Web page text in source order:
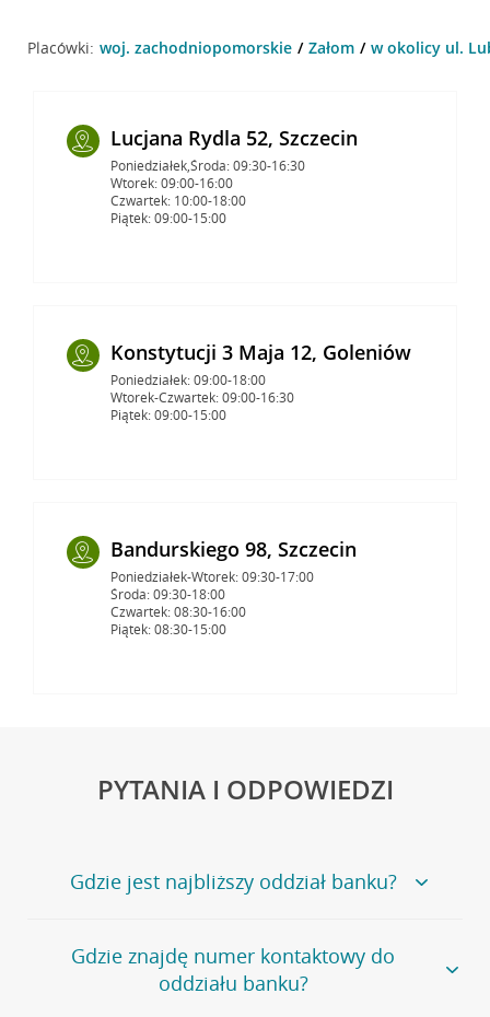
Placówki: woj. zachodniopomorskie Załom w okolicy ul.
Lucjana Rydla 52, Szczecin
Poniedziałek,Środa: 09:30-16:30
Wtorek: 09:00-16:00
Czwartek: 10:00-18:00
Piątek: 09:00-15:00
Konstytucji 3 Maja 12, Goleniów
Poniedziałek: 09:00-18:00
Wtorek-Czwartek: 09:00-16:30
Piątek: 09:00-15:00
Bandurskiego 98, Szczecin
Poniedziałek-Wtorek: 09:30-17:00
Środa: 09:30-18:00
Czwartek: 08:30-16:00
Piątek: 08:30-15:00
PYTANIA I ODPOWIEDZI
Gdzie jest najbliższy oddział banku?
Jeśli szukasz oddziału naszego banku, zapraszamy na
stronęPlacówki i bankomaty, na której znajduje się
wygodna wyszukiwarka.
Gdzie znajdę numer kontaktowy do
oddziału banku?